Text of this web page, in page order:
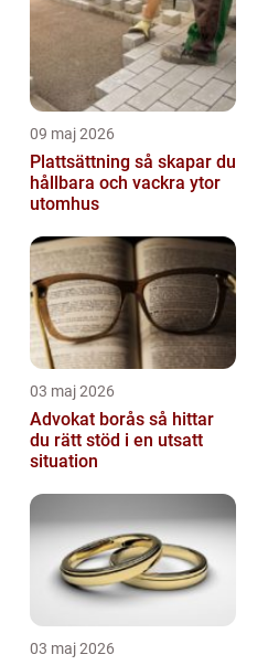
09 maj 2026
Plattsättning så skapar du
hållbara och vackra ytor
utomhus
03 maj 2026
Advokat borås så hittar
du rätt stöd i en utsatt
situation
03 maj 2026